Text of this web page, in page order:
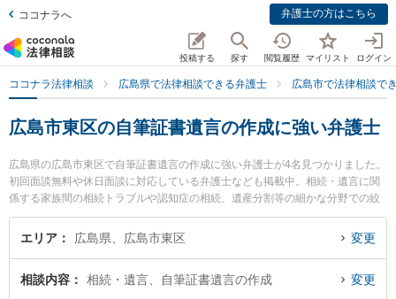
ココナラへ 弁護士の方はこちら
投稿する 探す 閲覧履歴 マイリスト ログイン
ココナラ法律相談 広島県で法律相談できる弁護士 広島市で法律相談で
広島市東区の自筆証書遺言の作成に強い弁護士
広島県の広島市東区で自筆証書遺言の作成に強い弁護士が4名見つかりました。
初回面談無料や休日面談に対応している弁護士なども掲載中。相続・遺言に関
係する家族間の相続トラブルや認知症の相続、遺産分割等の細かな分野での絞
り込み検索もでき便利です。特に弁護士法人共創 広島駅前法律事務所の下西 祥
平弁護士やうした法律事務所の加藤 泰弁護士、弁護士法人共創 広島駅前法律事
ルを今すぐに弁護士に相談したい』『自筆証書遺言の作成のトラブル解決の実
エリア 広島県、広島市東区 変更
相談内容 相続・遺言、自筆証書遺言の作成 変更